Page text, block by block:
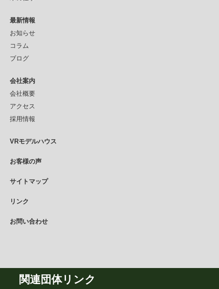
最新情報
お知らせ
コラム
ブログ
会社案内
会社概要
アクセス
採用情報
VRモデルハウス
お客様の声
サイトマップ
リンク
お問い合わせ
関連団体リンク